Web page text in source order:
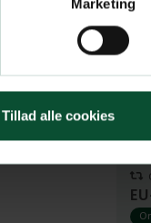
Marketing
Tillad alle cookies